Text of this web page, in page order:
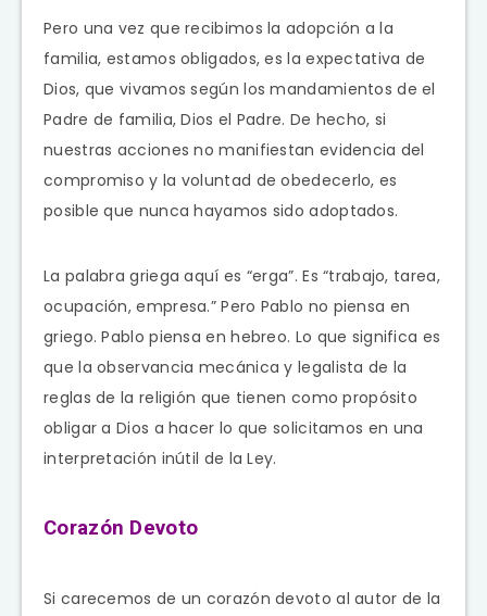
Pero una vez que recibimos la adopción a la
familia, estamos obligados, es la expectativa de
Dios, que vivamos según los mandamientos de el
Padre de familia, Dios el Padre. De hecho, si
nuestras acciones no manifiestan evidencia del
compromiso y la voluntad de obedecerlo, es
posible que nunca hayamos sido adoptados.
La palabra griega aquí es “erga”. Es “trabajo, tarea,
ocupación, empresa.” Pero Pablo no piensa en
griego. Pablo piensa en hebreo. Lo que significa es
que la observancia mecánica y legalista de la
reglas de la religión que tienen como propósito
obligar a Dios a hacer lo que solicitamos en una
interpretación inútil de la Ley.
Corazón Devoto
Si carecemos de un corazón devoto al autor de la